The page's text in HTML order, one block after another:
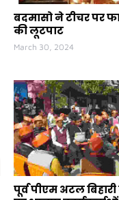
बदमासो ने टीचर पर
की लूटपाट
March 30, 2024
पूर्व पीएम अटल